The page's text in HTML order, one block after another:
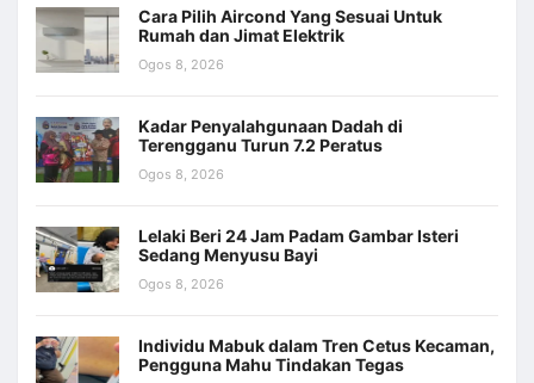
Cara Pilih Aircond Yang Sesuai Untuk
Rumah dan Jimat Elektrik
Ogos 8, 2026
Kadar Penyalahgunaan Dadah di
Terengganu Turun 7.2 Peratus
Ogos 8, 2026
Lelaki Beri 24 Jam Padam Gambar Isteri
Sedang Menyusu Bayi
Ogos 8, 2026
Individu Mabuk dalam Tren Cetus Kecaman,
Pengguna Mahu Tindakan Tegas